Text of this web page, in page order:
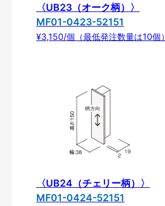
〈UB23（オーク柄）〉
MF01-0423-52151
¥3,150/個（最低発注数量は10個）
〈UB24（チェリー柄）〉
MF01-0424-52151